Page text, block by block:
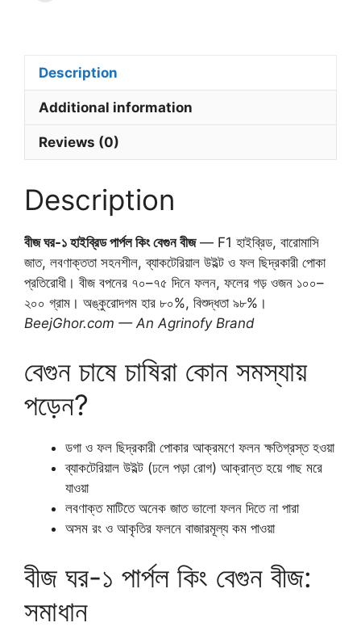
Description
Additional information
Reviews (0)
Description
বীজ ঘর-১ হাইব্রিড পার্পল কিং বেগুন বীজ— F1 হাইব্রিড, বারোমাসি
জাত, লবণাক্ততা সহনশীল, ব্যাকটেরিয়াল উইল্ট ও ফল ছিদ্রকারী পোকা
প্রতিরোধী। বীজ বপনের ৭০–৭৫ দিনে ফলন, ফলের গড় ওজন ১০০–
২০০ গ্রাম। অঙ্কুরোদগম হার ৮০%, বিশুদ্ধতা ৯৮%।
BeejGhor.com — An Agrinofy Brand
বেগুন চাষে চাষিরা কোন সমস্যায়
পড়েন?
ডগা ও ফল ছিদ্রকারী পোকার আক্রমণে ফলন ক্ষতিগ্রস্ত হওয়া
ব্যাকটেরিয়াল উইল্ট (ঢলে পড়া রোগ) আক্রান্ত হয়ে গাছ মরে
যাওয়া
লবণাক্ত মাটিতে অনেক জাত ভালো ফলন দিতে না পারা
অসম রং ও আকৃতির ফলনে বাজারমূল্য কম পাওয়া
বীজ ঘর-১ পার্পল কিং বেগুন বীজ:
সমাধান